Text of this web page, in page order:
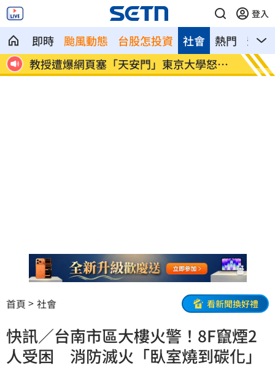
登入
即時 颱風動態 台股怎投資 熱門 影音
社會
搶
教授遭爆網頁塞「天安門」東京大學怒懲
處
左轉
光
首頁 社會 看新聞換好禮
快訊／台南市區大樓火警！8F竄煙2
人受困 消防滅火「臥室燒到碳化」